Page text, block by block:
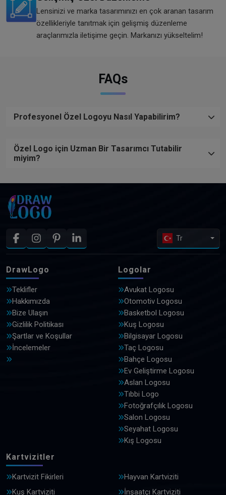
Lensinizi ve marka tasarımınızı en çok aranan tasarım
özellikleriyle tanıtmak için gelişmiş düzenleme
araçlarımızla iletişime geçin. Markanızı yükseltelim!
FAQs
Profesyonel Özel Logoyu Nasıl Yapabilirim?
Özel Logo için Uzman Bir Tasarımcı Tutabilir
miyim?
Tr
DrawLogo
Teklifler
Hakkımızda
Bize Ulaşın
Gizlilik Politikası
Şartlar ve Koşullar
İncelemeler
Logolar
Avukat Logosu
Otomotiv Logosu
Basketbol Logosu
Kuş Logosu
Bilgisayar Logosu
Taç Logosu
Bahçe Logosu
Ev Geliştirme Logosu
Aslan Logosu
Tıbbi Logo
Fotoğrafçılık Logosu
Salon Logosu
Seyahat Logosu
Kış Logosu
Kartvizitler
Kartvizit Fikirleri
Hayvan Kartviziti
Kuş Kartviziti
İnşaatçı Kartviziti